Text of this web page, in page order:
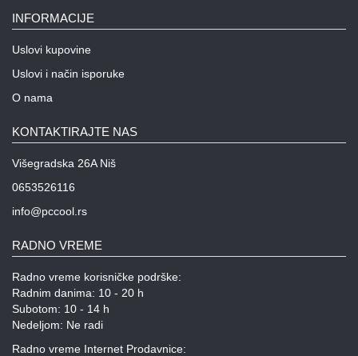
INFORMACIJE
Uslovi kupovine
Uslovi i način isporuke
O nama
KONTAKTIRAJTE NAS
Višegradska 26A Niš
0653526116
info@pccool.rs
RADNO VREME
Radno vreme korisničke podrške:
Radnim danima: 10 - 20 h
Subotom: 10 - 14 h
Nedeljom: Ne radi
Radno vreme Internet Prodavnice: